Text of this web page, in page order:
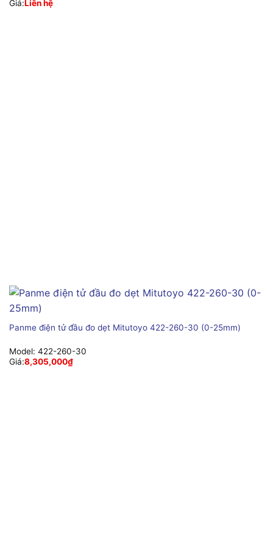
Giá:Liên hệ
Panme điện tử đầu đo dẹt Mitutoyo 422-260-30 (0-25mm)
Model: 422-260-30
Giá:8,305,000₫